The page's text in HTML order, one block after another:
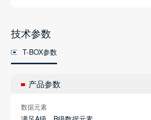
技术参数
T-BOX参数
产品参数
数据元素